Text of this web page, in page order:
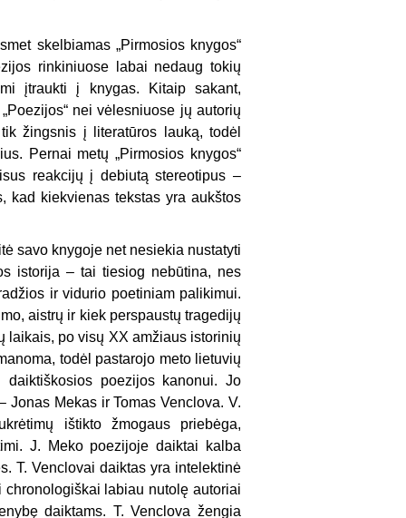
skelbiamas „Pirmosios knygos“
rinkiniuose labai nedaug tokių
įtraukti į knygas. Kitaip sakant,
nei vėlesniuose jų autorių
žingsnis į literatūros lauką, todėl
Pernai metų „Pirmosios knygos“
reakcijų į debiutą stereotipus –
kad kiekvienas tekstas yra aukštos
savo knygoje net nesiekia nustatyti
istorija – tai tiesiog nebūtina, nes
ir vidurio poetiniam palikimui.
aistrų ir kiek perspaustų tragedijų
laikais, po visų XX amžiaus istorinių
todėl pastarojo meto lietuvių
poezijos kanonui. Jo
Mekas ir Tomas Venclova. V.
ištikto žmogaus priebėga,
J. Meko poezijoje daiktai kalba
T. Venclovai daiktas yra intelektinė
labiau nutolę autoriai
daiktams. T. Venclova žengia